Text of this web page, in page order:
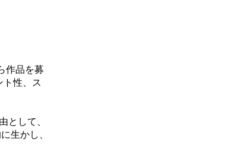
作品を募
ト性、ス
として、
生かし、